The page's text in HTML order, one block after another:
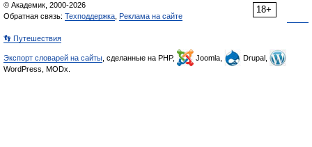
18+
© Академик, 2000-2026
Обратная связь: Техподдержка Реклама на сайте
👣 Путешествия
Экспорт словарей на сайты , сделанные на PHP, Joomla,
Drupal,
WordPress, MODx.